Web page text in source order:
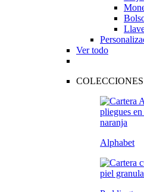
Ver todo
COLECCIONES
Alphabet